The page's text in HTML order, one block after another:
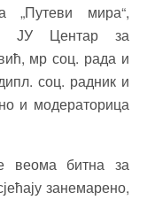
„Путеви мира“,
ЈУ Центар за
мр соц. рада и
соц. радник и
и модераторица
веома битна за
занемарено,